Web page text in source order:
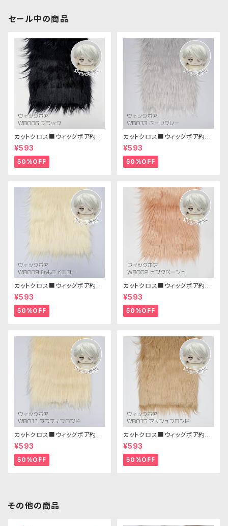
セール中の商品
カットクロス■ウィッグボア約8c
m(ブラック)WB006ボア生地 2
5cm × 45cm
¥593
50%OFF
カットクロス■ウィッグボア約8c
m(ペールグレー)WB013 ボア
生地 25cm × 45cm
¥593
50%OFF
カットクロス■ウィッグボア約8c
m(ひよこイエロー)WB009ボア
生地 25cm × 45cm
¥593
50%OFF
カットクロス■ウィッグボア約8c
m(ピンクベージュ)WB002ボア
生地 25cm × 45cm
¥593
50%OFF
カットクロス■ウィッグボア約8c
m(プラチナブロンド)WB011 ボ
ア生地 25cm × 45cm
¥593
50%OFF
カットクロス■ウィッグボア約8c
m(アッシュブロンド)WB015 ボ
ア生地 25cm × 45cm
¥593
50%OFF
その他の商品